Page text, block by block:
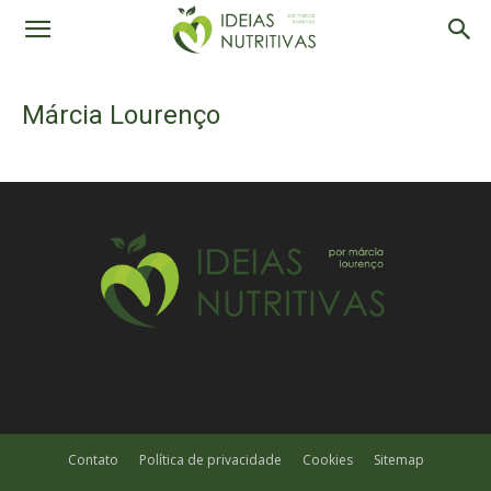
Márcia Lourenço
Contato Política de privacidade Cookies Sitemap